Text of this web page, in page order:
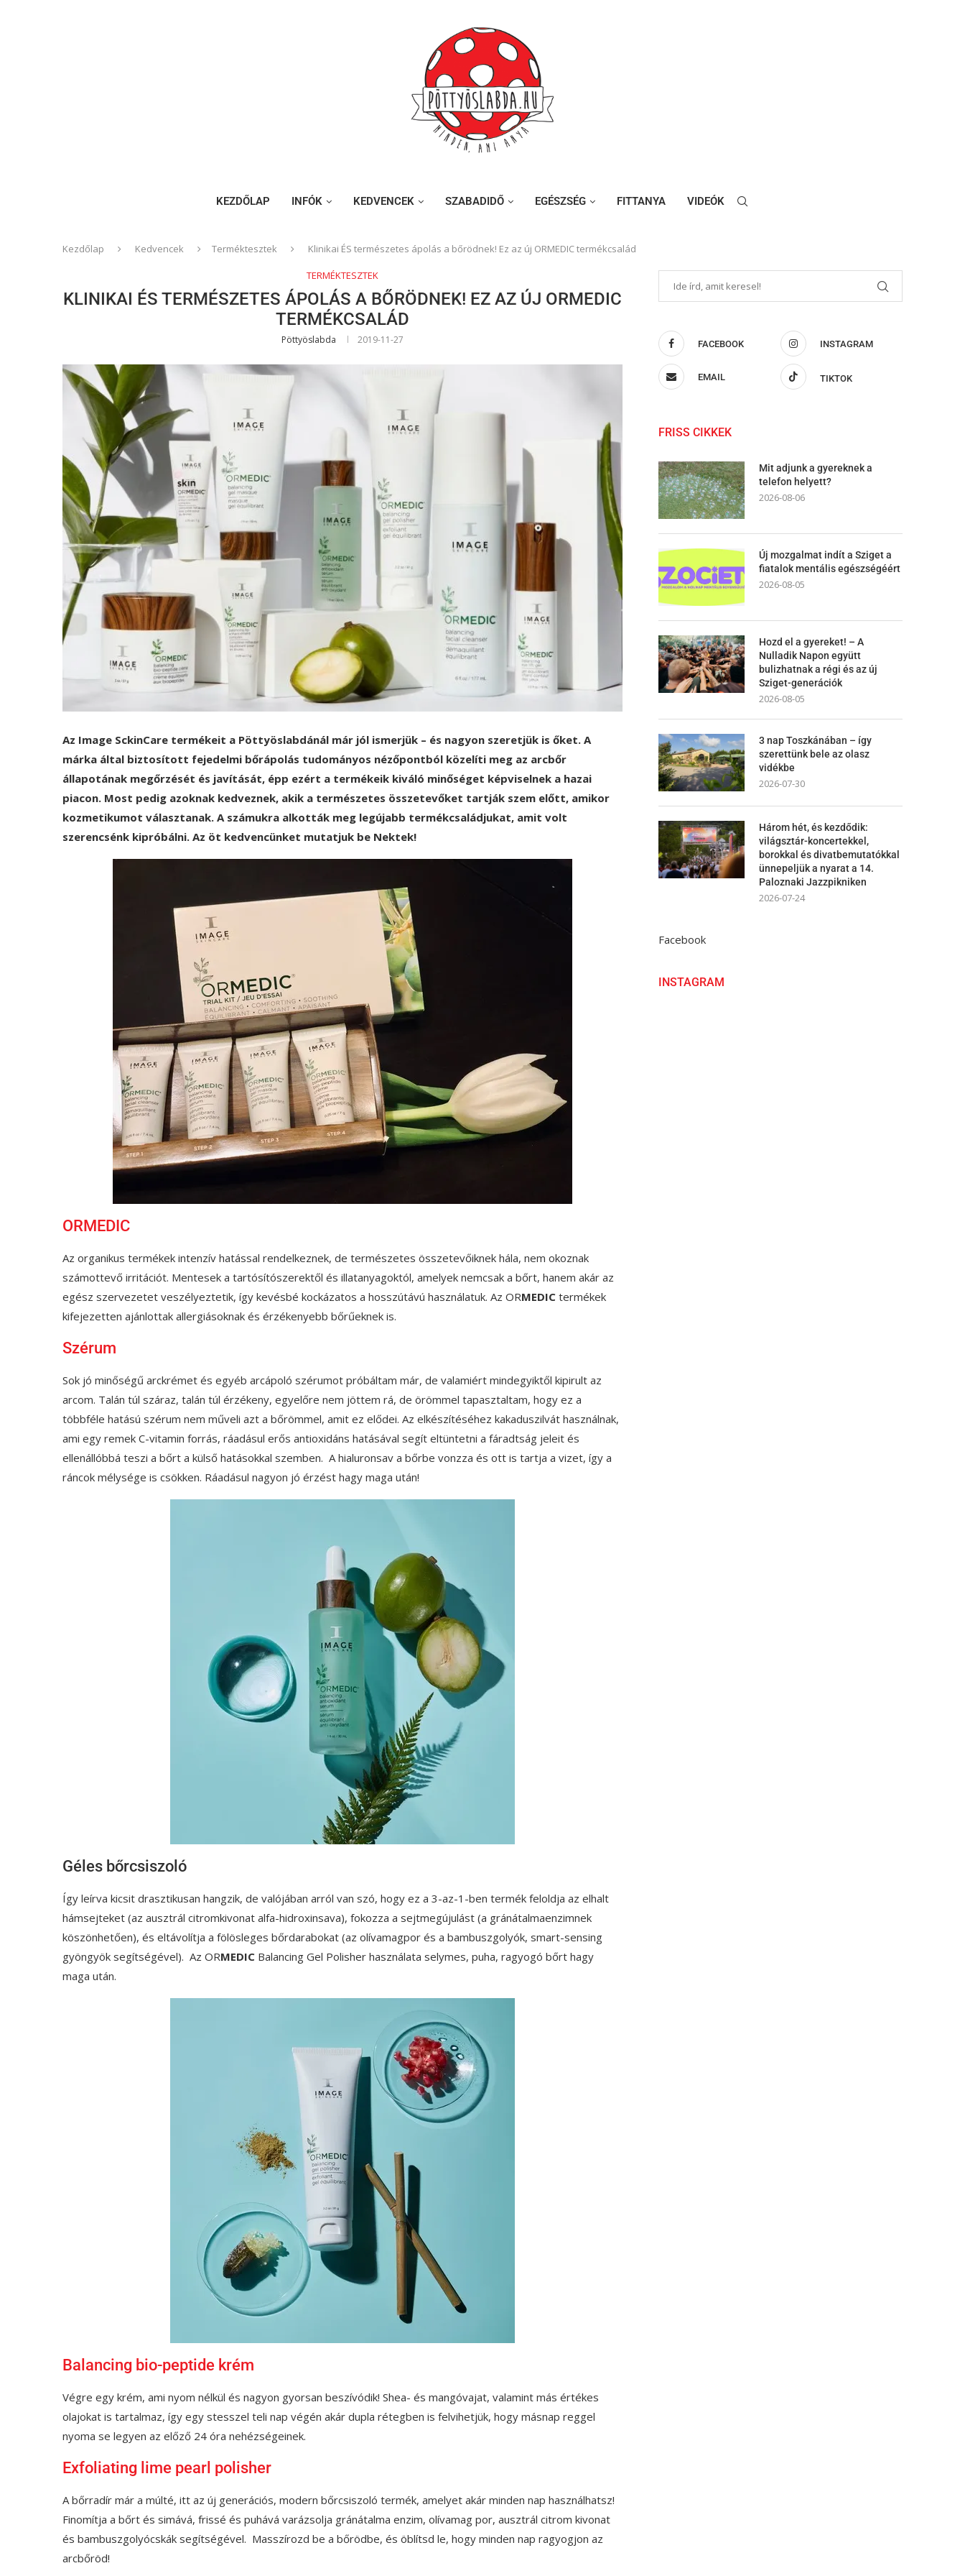
KEZDŐLAP INFÓK KEDVENCEK SZABADIDŐ EGÉSZSÉG FITTANYA VIDEÓK
Kezdőlap Kedvencek Terméktesztek Klinikai ÉS természetes ápolás a bőrödnek! Ez az új ORMEDIC termékcsalád
TERMÉKTESZTEK
KLINIKAI ÉS TERMÉSZETES ÁPOLÁS A BŐRÖDNEK! EZ AZ ÚJ ORMEDIC
TERMÉKCSALÁD
Pöttyöslabda 2019-11-27
Az Image SckinCare termékeit a Pöttyöslabdánál már jól ismerjük – és nagyon szeretjük is őket. A
márka által biztosított fejedelmi bőrápolás tudományos nézőpontból közelíti meg az arcbőr
állapotának megőrzését és javítását, épp ezért a termékeik kiváló minőséget képviselnek a hazai
piacon. Most pedig azoknak kedveznek, akik a természetes összetevőket tartják szem előtt, amikor
kozmetikumot választanak. A számukra alkották meg legújabb termékcsaládjukat, amit volt
szerencsénk kipróbálni. Az öt kedvencünket mutatjuk be Nektek!
ORMEDIC
Az organikus termékek intenzív hatással rendelkeznek, de természetes összetevőiknek hála, nem okoznak
számottevő irritációt. Mentesek a tartósítószerektől és illatanyagoktól, amelyek nemcsak a bőrt, hanem akár az
egész szervezetet veszélyeztetik, így kevésbé kockázatos a hosszútávú használatuk. Az ORMEDIC termékek
kifejezetten ajánlottak allergiásoknak és érzékenyebb bőrűeknek is.
Szérum
Sok jó minőségű arckrémet és egyéb arcápoló szérumot próbáltam már, de valamiért mindegyiktől kipirult az
arcom. Talán túl száraz, talán túl érzékeny, egyelőre nem jöttem rá, de örömmel tapasztaltam, hogy ez a
többféle hatású szérum nem műveli azt a bőrömmel, amit ez elődei. Az elkészítéséhez kakaduszilvát használnak,
ami egy remek C-vitamin forrás, ráadásul erős antioxidáns hatásával segít eltüntetni a fáradtság jeleit és
ellenállóbbá teszi a bőrt a külső hatásokkal szemben. A hialuronsav a bőrbe vonzza és ott is tartja a vizet, így a
ráncok mélysége is csökken. Ráadásul nagyon jó érzést hagy maga után!
Géles bőrcsiszoló
Így leírva kicsit drasztikusan hangzik, de valójában arról van szó, hogy ez a 3-az-1-ben termék feloldja az elhalt
hámsejteket (az ausztrál citromkivonat alfa-hidroxinsava), fokozza a sejtmegújulást (a gránátalmaenzimnek
köszönhetően), és eltávolítja a fölösleges bőrdarabokat (az olívamagpor és a bambuszgolyók, smart-sensing
gyöngyök segítségével). Az ORMEDIC Balancing Gel Polisher használata selymes, puha, ragyogó bőrt hagy
maga után.
Balancing bio-peptide krém
Végre egy krém, ami nyom nélkül és nagyon gyorsan beszívódik! Shea- és mangóvajat, valamint más értékes
olajokat is tartalmaz, így egy stesszel teli nap végén akár dupla rétegben is felvihetjük, hogy másnap reggel
nyoma se legyen az előző 24 óra nehézségeinek.
Exfoliating lime pearl polisher
A bőrradír már a múlté, itt az új generációs, modern bőrcsiszoló termék, amelyet akár minden nap használhatsz!
Finomítja a bőrt és simává, frissé és puhává varázsolja gránátalma enzim, olívamag por, ausztrál citrom kivonat
és bambuszgolyócskák segítségével. Masszírozd be a bőrödbe, és öblítsd le, hogy minden nap ragyogjon az
arcbőröd!
FACEBOOK INSTAGRAM
EMAIL TIKTOK
FRISS CIKKEK
Mit adjunk a gyereknek a
telefon helyett?
2026-08-06
Új mozgalmat indít a Sziget a
fiatalok mentális egészségéért
2026-08-05
Hozd el a gyereket! – A
Nulladik Napon együtt
bulizhatnak a régi és az új
Sziget-generációk
2026-08-05
3 nap Toszkánában – így
szerettünk bele az olasz
vidékbe
2026-07-30
Három hét, és kezdődik:
világsztár-koncertekkel,
borokkal és divatbemutatókkal
ünnepeljük a nyarat a 14.
Paloznaki Jazzpikniken
2026-07-24
Facebook
INSTAGRAM